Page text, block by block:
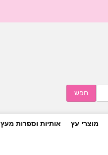
מוצרי עץ אותיות וספרות מעץ